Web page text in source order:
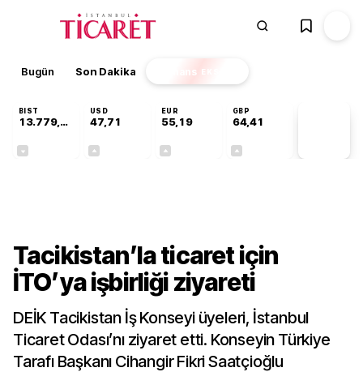
Bugün Son Dakika Finans EKSTRA
BIST
13.779,39
USD
47,71
EUR
55,19
GBP
64,41
Tacikistan’la ticaret için
İTO’ya işbirliği ziyareti
DEİK Tacikistan İş Konseyi üyeleri, İstanbul
Ticaret Odası’nı ziyaret etti. Konseyin Türkiye
Tarafı Başkanı Cihangir Fikri Saatçioğlu